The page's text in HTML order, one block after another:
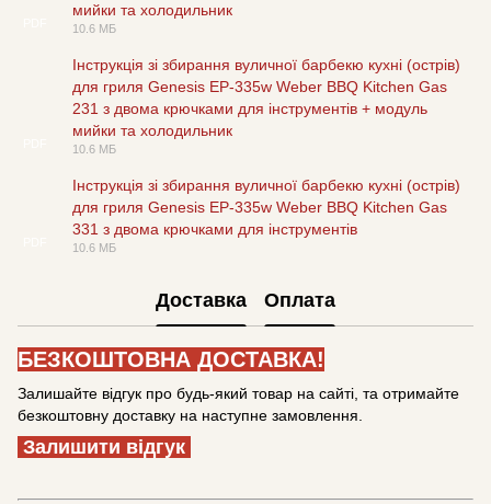
мийки та холодильник
10.6 МБ
Інструкція зі збирання вуличної барбекю кухні (острів)
для гриля Genesis EP-335w Weber BBQ Kitchen Gas
231 з двома крючками для інструментів + модуль
мийки та холодильник
10.6 МБ
Інструкція зі збирання вуличної барбекю кухні (острів)
для гриля Genesis EP-335w Weber BBQ Kitchen Gas
331 з двома крючками для інструментів
10.6 МБ
Доставка Оплата
БЕЗКОШТОВНА ДОСТАВКА!
Залишайте відгук про будь-який товар на сайті, та отримайте
безкоштовну доставку на наступне замовлення.
Залишити відгук